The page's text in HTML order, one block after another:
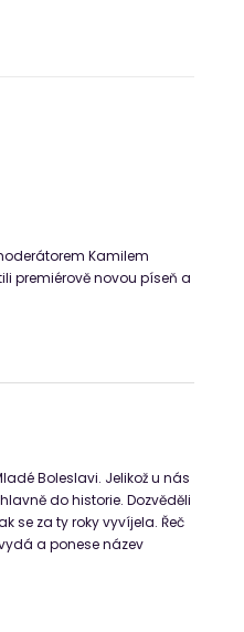
Kamilem
premiérově novou píseň a
Boleslavi. Jelikož u nás
do historie. Dozvěděli
se za ty roky vyvíjela. Řeč
a ponese název